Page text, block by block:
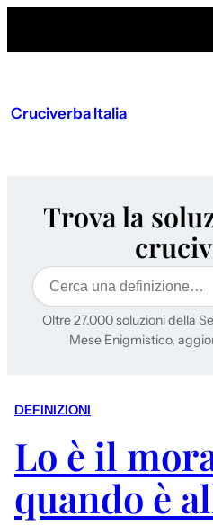
Cruciverba Italia
Trova la
Cerca
Oltre 27.000 soluzioni della
Mese Enigmistico,
DEFINIZIONI
Lo è il
quando è